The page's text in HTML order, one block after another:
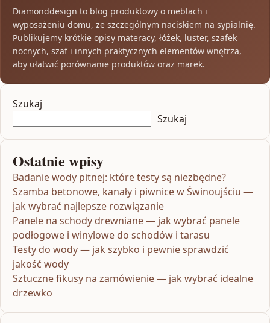
Diamonddesign to blog produktowy o meblach i
wyposażeniu domu, ze szczególnym naciskiem na sypialnię.
Publikujemy krótkie opisy materacy, łóżek, luster, szafek
nocnych, szaf i innych praktycznych elementów wnętrza,
aby ułatwić porównanie produktów oraz marek.
Szukaj
Szukaj
Ostatnie wpisy
Badanie wody pitnej: które testy są niezbędne?
Szamba betonowe, kanały i piwnice w Świnoujściu —
jak wybrać najlepsze rozwiązanie
Panele na schody drewniane — jak wybrać panele
podłogowe i winylowe do schodów i tarasu
Testy do wody — jak szybko i pewnie sprawdzić
jakość wody
Sztuczne fikusy na zamówienie — jak wybrać idealne
drzewko